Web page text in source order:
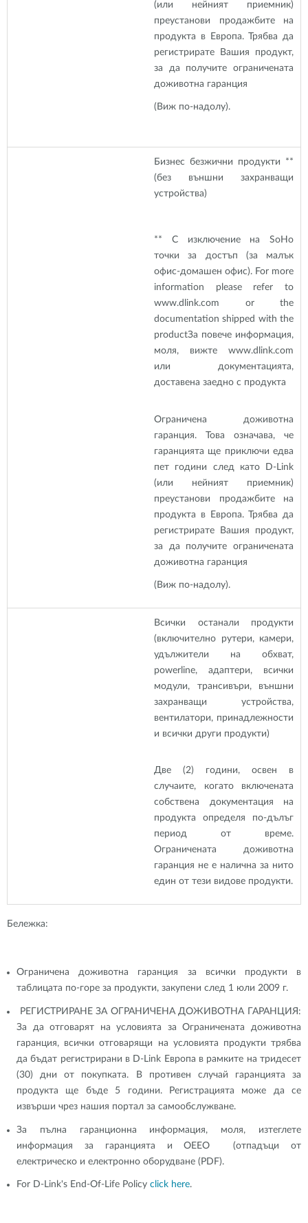
(или нейният приемник)
преустанови продажбите на
продукта в Европа. Трябва да
регистрирате Вашия продукт,
за да получите ограничената
доживотна гаранция
(Виж по-надолу).
Бизнес безжични продукти **
(без външни захранващи
устройства)
** С изключение на SoHo
точки за достъп (за малък
офис-домашен офис). For more
information please refer to
www.dlink.com or the
documentation shipped with the
productЗа повече информация,
моля, вижте www.dlink.com
или документацията,
доставена заедно с продукта
Ограничена доживотна
гаранция. Това означава, че
гаранцията ще приключи едва
пет години след като D-Link
(или нейният приемник)
преустанови продажбите на
продукта в Европа. Трябва да
регистрирате Вашия продукт,
за да получите ограничената
доживотна гаранция
(Виж по-надолу).
Всички останали продукти
(включително рутери, камери,
удължители на обхват,
powerline, адаптери, всички
модули, трансивъри, външни
захранващи устройства,
вентилатори, принадлежности
и всички други продукти)
Две (2) години, освен в
случаите, когато включената
собствена документация на
продукта определя по-дълъг
период от време.
Ограничената доживотна
гаранция не е налична за нито
един от тези видове продукти.
Бележка:
Ограничена доживотна гаранция за всички продукти в
таблицата по-горе за продукти, закупени след 1 юли 2009 г.
РЕГИСТРИРАНЕ ЗА ОГРАНИЧЕНА ДОЖИВОТНА ГАРАНЦИЯ:
За да отговарят на условията за Ограничената доживотна
гаранция, всички отговарящи на условията продукти трябва
да бъдат регистрирани в D-Link Европа в рамките на тридесет
(30) дни от покупката. В противен случай гаранцията за
продукта ще бъде 5 години. Регистрацията може да се
извърши чрез нашия портал за самообслужване.
За пълна гаранционна информация, моля, изтеглете
информация за гаранцията и ОЕЕО (отпадъци от
електрическо и електронно оборудване (PDF).
For D-Link's End-Of-Life Policy click here.